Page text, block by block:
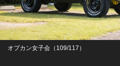
オプカン女子会（109/117）